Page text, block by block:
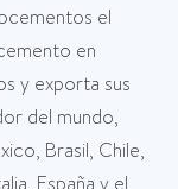
el
en
y exporta sus
del mundo,
Brasil, Chile,